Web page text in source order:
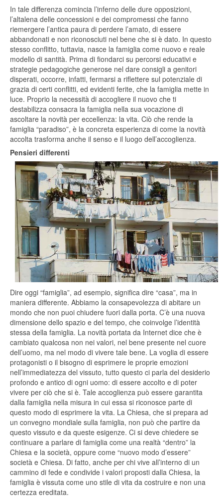
In tale differenza comincia l’inferno delle dure opposizioni,
l’altalena delle concessioni e dei compromessi che fanno
riemergere l’antica paura di perdere l’amato, di essere
abbandonati e non riconosciuti nel bene che si è dato. In questo
stesso conflitto, tuttavia, nasce la famiglia come nuovo e reale
modello di santità. Prima di fiondarci su percorsi educativi e
strategie pedagogiche generose nel dare consigli a genitori
disperati, occorre, infatti, fermarsi a riflettere sul potenziale di
grazia di certi conflitti, ed evidenti ferite, che la famiglia mette in
luce. Proprio la necessità di accogliere il nuovo che ti
destabilizza consacra la famiglia nella sua vocazione di
ascoltare la novità per eccellenza: la vita. Ciò che rende la
famiglia “paradiso”, è la concreta esperienza di come la novità
accolta trasforma anche il senso e il luogo dell’accoglienza.
Pensieri differenti
Dire oggi “famiglia”, ad esempio, significa dire “casa”, ma in
maniera differente. Abbiamo la consapevolezza di abitare un
mondo che non puoi chiudere fuori dalla porta. C’è una nuova
dimensione dello spazio e del tempo, che coinvolge l’identità
stessa della famiglia. La novità portata da Internet dice che è
cambiato qualcosa non nei valori, nel bene presente nel cuore
dell’uomo, ma nel modo di vivere tale bene. La voglia di essere
protagonisti o il bisogno di esprimere le proprie emozioni
nell’immediatezza del vissuto, tutto questo ci parla del desiderio
profondo e antico di ogni uomo: di essere accolto e di poter
vivere per ciò che si è. Tale accoglienza può essere garantita
dalla famiglia nella misura in cui essa si riconosce parte di
questo modo di esprimere la vita. La Chiesa, che si prepara ad
un convegno mondiale sulla famiglia, non può che partire da
questo vissuto e da queste esigenze. Ci si deve chiedere se
continuare a parlare di famiglia come una realtà “dentro” la
Chiesa e la società, oppure come “nuovo modo d’essere”
società e Chiesa. Di fatto, anche per chi vive all’interno di un
cammino di fede e condivide i valori proposti dalla Chiesa, la
famiglia è vissuta come uno stile di vita da costruire e non una
certezza ereditata.